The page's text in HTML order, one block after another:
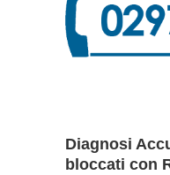
Diagnosi
bloccati con